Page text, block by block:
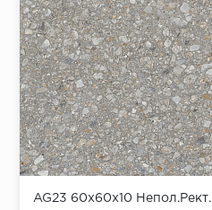
AG23 60x60x10 Непол.Рект.